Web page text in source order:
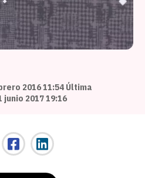
2016 11:54 Última
2017 19:16